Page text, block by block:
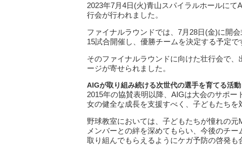
2023年7月4日(火)青山スパイラルホールに
行会が行われました。
ファイナルラウンドでは、7月28日(金)に開
15試合開催し、優勝チームを決定する予定で
そのファイナルラウンドに向けた壮行会で
ージが寄せられました。
AIGが取り組み続ける次世代の選手を育てる活動
2015年の協賛表明以降、AIGは大会のサポ
女の健全な成長を支援すべく、子どもたちを
野球教室においては、子どもたちが憧れの
メンバーとの絆を深めてもらい、今後のチ
取り組んでもらえるようにケガ予防の啓発も